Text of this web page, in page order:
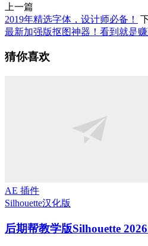
上一篇
2019年精选字体，设计师必备！
最新加强版抠图神器！看到就是赚
猜你喜欢
AE 插件
Silhouette汉化版
后期帮教学版Silhouette